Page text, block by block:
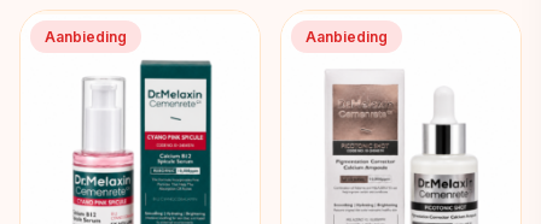
€19,98.€15,89.
Aanbieding Aanbieding